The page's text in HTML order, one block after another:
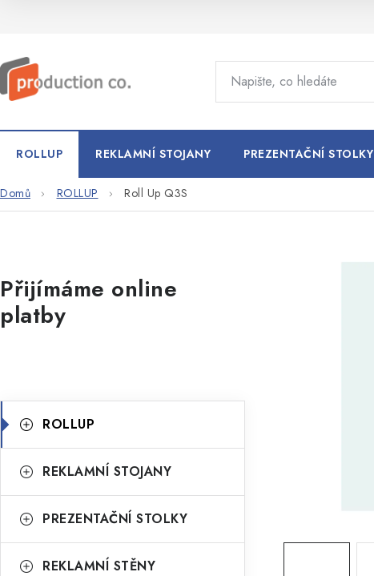
ROLLUP REKLAMNÍ STOJANY PREZENTAČNÍ STOLKY
Domů ROLLUP Roll Up Q3S
o
s
a
n
í
p
Přijímáme online
platby
kategorie
K
a
e
o
ROLLUP
REKLAMNÍ STOJANY
PREZENTAČNÍ STOLKY
REKLAMNÍ STĚNY